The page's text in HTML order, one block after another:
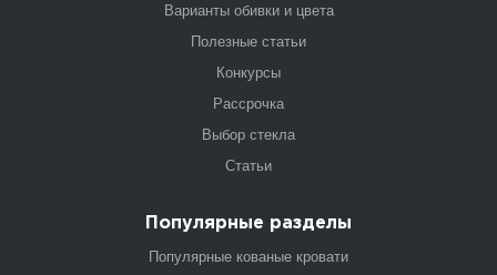
Варианты обивки и цвета
Полезные статьи
Конкурсы
Рассрочка
Выбор стекла
Статьи
Популярные разделы
Популярные кованые кровати